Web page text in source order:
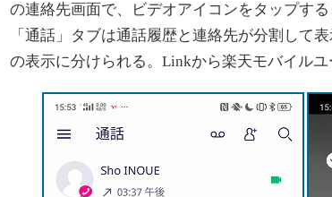
の連絡先画面で、ビデオアイコンをタップす
「通話」タブは通話履歴と連絡先が分割して
の表示に分けられる。Linkから楽天モバイルユ